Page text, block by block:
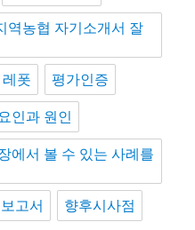
역농협 자기소개서 잘
폿 평가인증
인과 원인
에서 볼 수 있는 사례를
고서 향후시사점